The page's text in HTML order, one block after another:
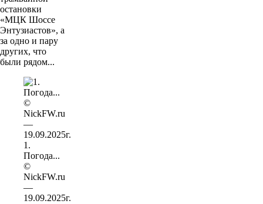
остановки
«МЦК Шоссе
Энтузиастов», а
за одно и пару
других, что
были рядом...
1.
Погода...
©
NickFW.ru
—
19.09.2025г.